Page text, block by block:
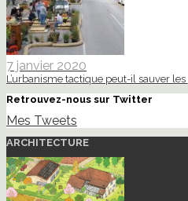
7 janvier 2020
L’urbanisme tactique peut-il sauver
Retrouvez-nous sur Twitter
Mes Tweets
ARCHITECTURE